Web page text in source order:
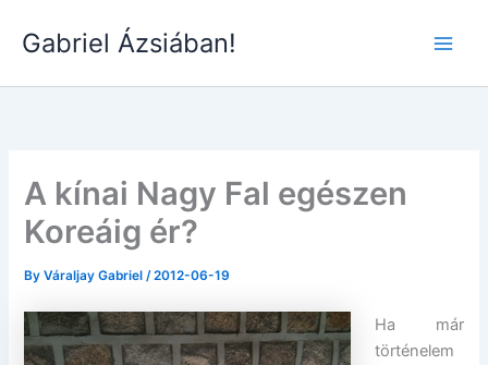
Gabriel Ázsiában!
A kínai Nagy Fal egészen
Koreáig ér?
ByVáraljay Gabriel/2012-06-19
Ha már
történelem